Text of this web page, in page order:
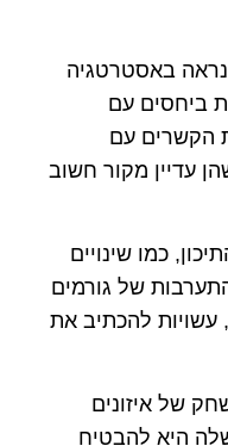
באסטרטגיה
ביחסים עם
הקשרים עם
עדיין מקור חשוב
כמו שינויים
של גורמים
עשויות להכתיב את
של איזונים
היא להבטיח